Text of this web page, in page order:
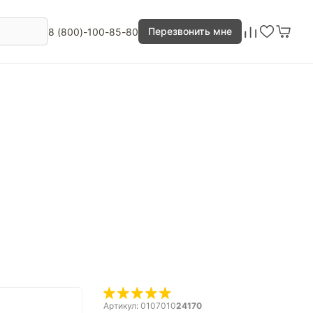
8 (800)-100-85-80 Перезвонить мне
Артикул: 010701024170